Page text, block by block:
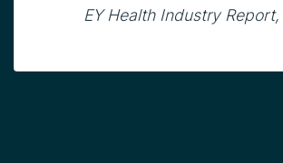
EY Health Industry